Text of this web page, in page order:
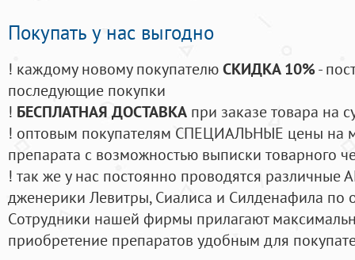
Покупать у нас выгодно
! каждому новому покупателюСКИДКА 10%-
последующие покупки
! БЕСПЛАТНАЯ ДОСТАВКА при заказе товара на
! оптовым покупателям СПЕЦИАЛЬНЫЕ цены на
препарата с возможностью выписки товарного
! так же у нас постоянно проводятся
дженерики Левитры, Сиалиса и Силденафила по
Cотрудники нашей фирмы прилагают
приобретение препаратов удобным для